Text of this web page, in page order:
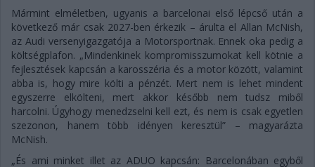
Mármint elméletben, ugyanis a barcelonai első lépcső után a
következő már csak 2027-ben érkezik – árulta el Allan McNish,
az Audi versenyigazgatója a Motorsportnak. Ennek oka pedig a
költségplafon. „Mindenkinek kompromisszumokat kell kötnie a
fejlesztések kapcsán a karosszéria és a motor között, valamint
abba is, hogy mire költi a pénzét. Mert nem is lehet mindent
egyszerre elkölteni, mert akkor később nem tudsz miből
harcolni. Úgyhogy menedzselni kell ezt, és nem is csak egyetlen
szezonon, hanem több idényen keresztül” – magyarázta
McNish.
„És ami minket illet az ADUO kapcsán: Barcelonában egyből